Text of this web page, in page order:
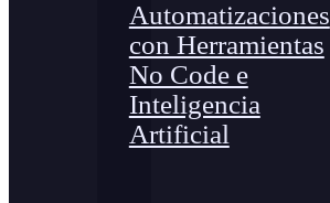
Automatizaciones
con Herramientas
No Code e
Inteligencia
Artificial